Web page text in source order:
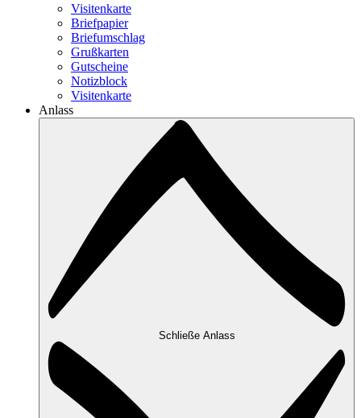
Visitenkarte
Briefpapier
Briefumschlag
Grußkarten
Gutscheine
Notizblock
Visitenkarte
Anlass
Schließe Anlass